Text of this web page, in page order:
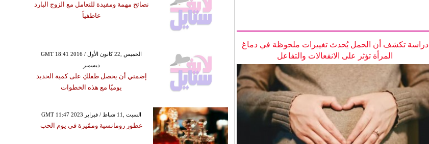
دراسة تكشف أن الحمل يُحدث تغييرات ملحوظة في دماغ
المرأة تؤثر على الانفعالات والتفاعل
نصائح مهمة ومفيدة للتعامل مع الزوج البارد
عاطفياً
GMT 18:41 2016 الخميس ,22 كانون الأول /
ديسمبر
إضمني أن يحصل طفلكِ على كمية الحديد
يوميًا مع هذه الخطوات
GMT 11:47 2023 السبت ,11 شباط / فبراير
عطور رومانسية وممّيزة في يوم الحب